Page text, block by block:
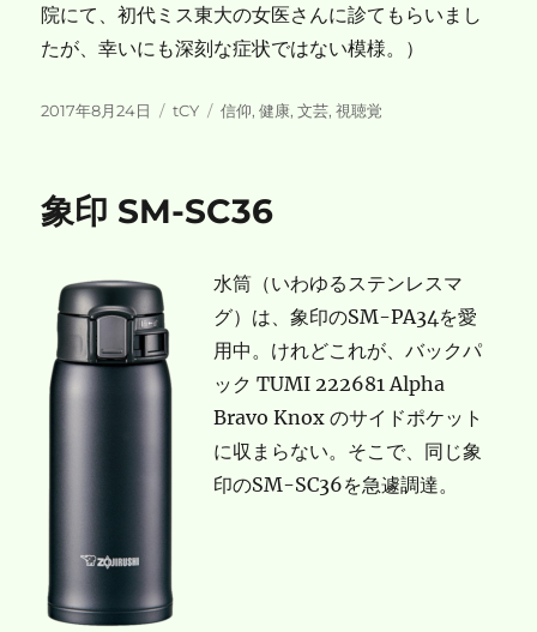
院にて、初代ミス東大の女医さんに診てもらいまし
たが、幸いにも深刻な症状ではない模様。）
投
2017年8月24日
カ
ー
tCY
タ
信仰,健康,文芸,視聴覚
象印 SM-SC36
水筒（いわゆるステンレスマ
グ）は、象印のSM-PA34を愛
用中。けれどこれが、バックパ
ック TUMI 222681 Alpha
Bravo Knox のサイドポケット
に収まらない。そこで、同じ象
印のSM-SC36を急遽調達。